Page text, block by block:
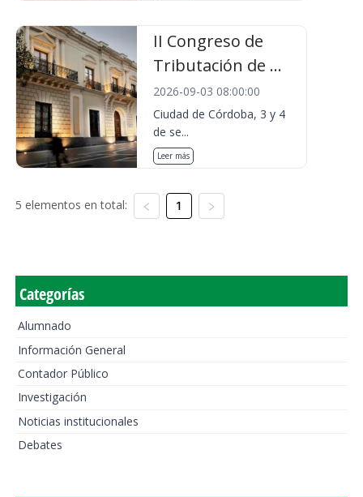
II Congreso de
Tributación de ...
2026-09-03 08:00:00
Ciudad de Córdoba, 3 y 4
de se...
Leer más
5 elementos en total: 1
Categorías
Alumnado
Información General
Contador Público
Investigación
Noticias institucionales
Debates